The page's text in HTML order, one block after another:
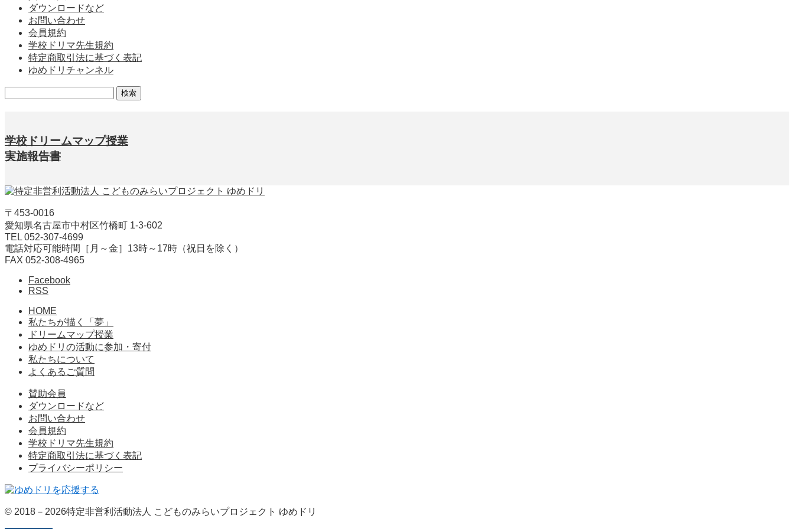
ダウンロードなど
お問い合わせ
会員規約
学校ドリマ先生規約
特定商取引法に基づく表記
ゆめドリチャンネル
学校ドリームマップ授業
実施報告書
〒453-0016
愛知県名古屋市中村区竹橋町 1-3-602
TEL 052-307-4699
電話対応可能時間［月～金］13時～17時（祝日を除く）
FAX 052-308-4965
Facebook
RSS
HOME
私たちが描く「夢」
ドリームマップ授業
ゆめドリの活動に参加・寄付
私たちについて
よくあるご質問
賛助会員
ダウンロードなど
お問い合わせ
会員規約
学校ドリマ先生規約
特定商取引法に基づく表記
プライバシーポリシー
© 2018－2026特定非営利活動法人 こどものみらいプロジェクト ゆめドリ